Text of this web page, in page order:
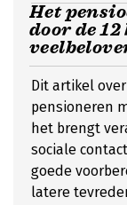
Het
door de
Dit artikel
pensioneren
het brengt
sociale
goede
latere